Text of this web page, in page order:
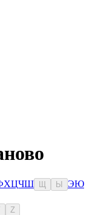
ХЦЧШ Ы ЭЮ
Z